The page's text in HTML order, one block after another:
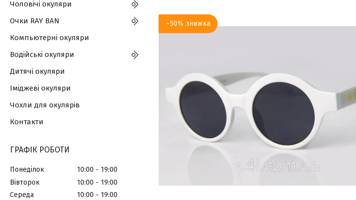
–50%
Чоловічі окуляри
Очки RAY BAN
Компьютерні окуляри
Водійські окуляри
Дитячі окуляри
Іміджеві окуляри
Чохли для окулярів
Контакти
ГРАФІК РОБОТИ
Понеділок 10:00
19:00
Вівторок
10:00
19:00
Середа
10:00
19:00